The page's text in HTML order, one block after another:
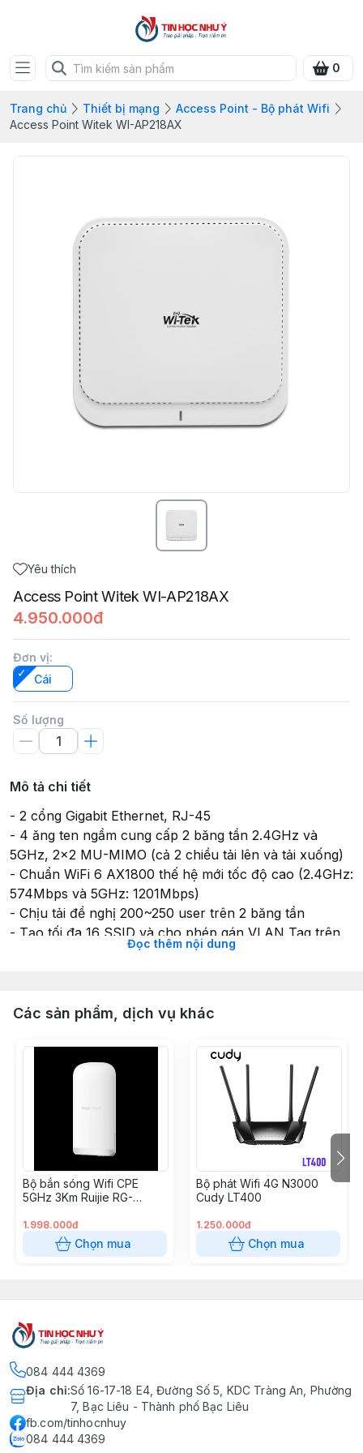
0
Trang chủ Thiết bị mạng
Access Point - Bộ phát Wifi
Access Point Witek WI-AP218AX
Yêu thích
Access Point Witek WI-AP218AX
4.950.000đ
Đơn vị:
Cái
Số lượng
Mô tả chi tiết
- 2 cổng Gigabit Ethernet, RJ-45
- 4 ăng ten ngầm cung cấp 2 băng tần 2.4GHz và
5GHz, 2x2 MU-MIMO (cả 2 chiều tải lên và tải xuống)
- Chuẩn WiFi 6 AX1800 thế hệ mới tốc độ cao (2.4GHz:
574Mbps và 5GHz: 1201Mbps)
- Chịu tải đề nghị 200~250 user trên 2 băng tần
- Tạo tối đa 16 SSID và cho phép gán VLAN Tag trên
- PoE 802.3af/at nhận nguồn qua cáp mạng, lắp đặt dễ
- Quản lý tập trung qua cloud (cấu hình đồng loạt,
nâng cấp firmware, giám sát trạng thái, tự động cảnh
- Hỗ trợ APP cấu hình và quản lý trên Android và iOS
Đọc thêm nội dung
Các sản phẩm, dịch vụ khác
Bộ bắn sóng Wifi CPE
5GHz 3Km Ruijie RG-
1.998.000đ
Chọn mua
Bộ phát Wifi 4G N3000
Cudy LT400
1.250.000đ
Chọn mua
084 444 4369
Địa chỉ:Số 16-17-18 E4, Đường Số 5, KDC Tràng An, Phường
7, Bạc Liêu - Thành phố Bạc Liêu
fb.com/tinhocnhuy
084 444 4369